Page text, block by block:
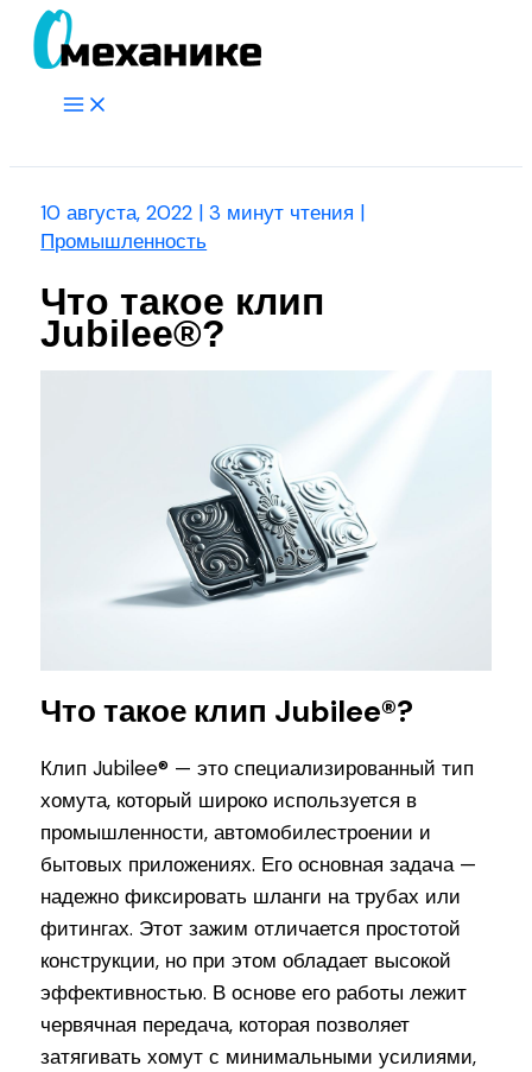
Перейти
Main
10 августа, 2022 |3 минут чтения |
Промышленность
Что такое клип
Jubilee®?
Что такое клип Jubilee®?
Клип Jubilee® — это специализированный тип
хомута, который широко используется в
промышленности, автомобилестроении и
бытовых приложениях. Его основная задача —
надежно фиксировать шланги на трубах или
фитингах. Этот зажим отличается простотой
конструкции, но при этом обладает высокой
эффективностью. В основе его работы лежит
червячная передача, которая позволяет
затягивать хомут с минимальными усилиями,